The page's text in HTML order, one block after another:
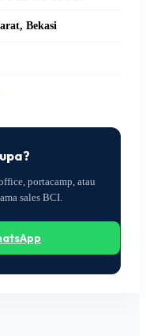
Bekasi
portacamp, atau
sales BCI.